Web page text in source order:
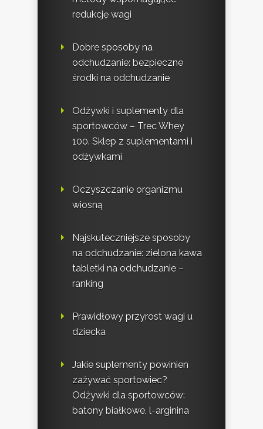
redukcję wagi
Dobre sposoby na
odchudzanie: bezpieczne
środki na odchudzanie
Odżywki i suplementy dla
sportowców – Trec Whey
100. Sklep z suplementami i
odżywkami
Oczyszczanie organizmu
wiosną
Najskuteczniejsze sposoby
na odchudzanie: zielona kawa
tabletki na odchudzanie –
ranking
Prawidłowy przyrost wagi u
dziecka
Jakie suplementy powinien
zażywać sportowiec?
Odżywki dla sportowców:
batony białkowe, l-arginina